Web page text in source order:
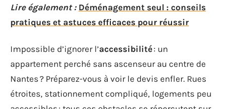
Lire également : Déménagement seul : conseils
pratiques et astuces efficaces pour réussir
Impossible d’ignorer l’accessibilité: un
appartement perché sans ascenseur au centre de
Nantes ? Préparez-vous à voir le devis enfler. Rues
étroites, stationnement compliqué, logements peu